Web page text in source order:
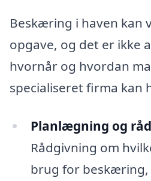
Beskæring i haven kan
opgave, og det er ikke
hvornår og hvordan
specialiseret firma kan
Planlægning og
Rådgivning om
brug for